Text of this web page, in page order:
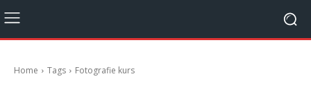
Home Tags Fotografie kurs